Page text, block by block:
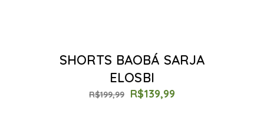
SHORTS BAOBÁ SARJA
ELOSBI
R$199,99 R$139,99